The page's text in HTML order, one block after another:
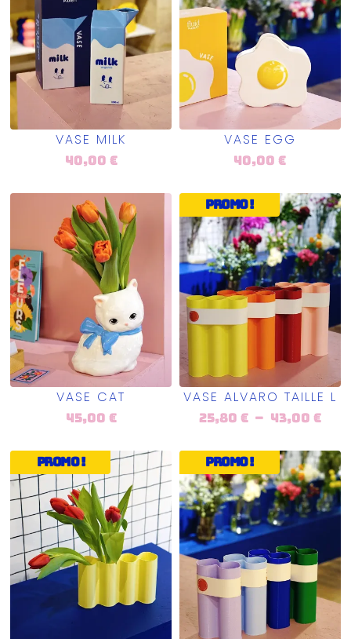
VASE MILK
40,00 €
VASE EGG
40,00€
VASE CAT
45,00 €
Promo !
VASE ALVARO TAILLE L
25,80 € – 43,00 €
Promo ! Promo !